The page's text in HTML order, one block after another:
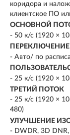
коридора и
клиентское ПО
ОСНОВНОЙ
- 50 к/с (1920 ×
- Авто/ по
- 25 к/с (1920 ×
ТРЕТИЙ ПОТОК
- 25 к/с (1920 ×
480)
УЛУЧШЕНИЕ
- DWDR, 3D DNR,